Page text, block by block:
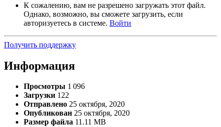
К сожалению, вам не разрешено загружать этот файл.
Однако, возможно, вы сможете загрузить, если
авторизуетесь в системе. Войти
Получить поддержку
Информация
Просмотры 1 096
Загрузки 122
Отправлено 25 октября, 2020
Опубликован 25 октября, 2020
Размер файла 11.11 MB